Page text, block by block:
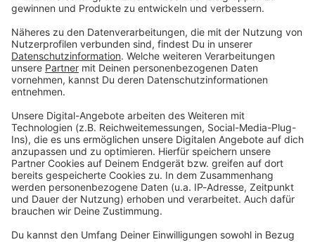
Zum Newsletter anmelden
Du möchtest uns etwas sagen?
Studio Hotline
Kontaktformular